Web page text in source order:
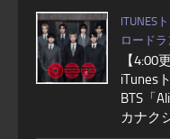
ITUNES
ロード
【4:00
iTunes
BTS「
カナク